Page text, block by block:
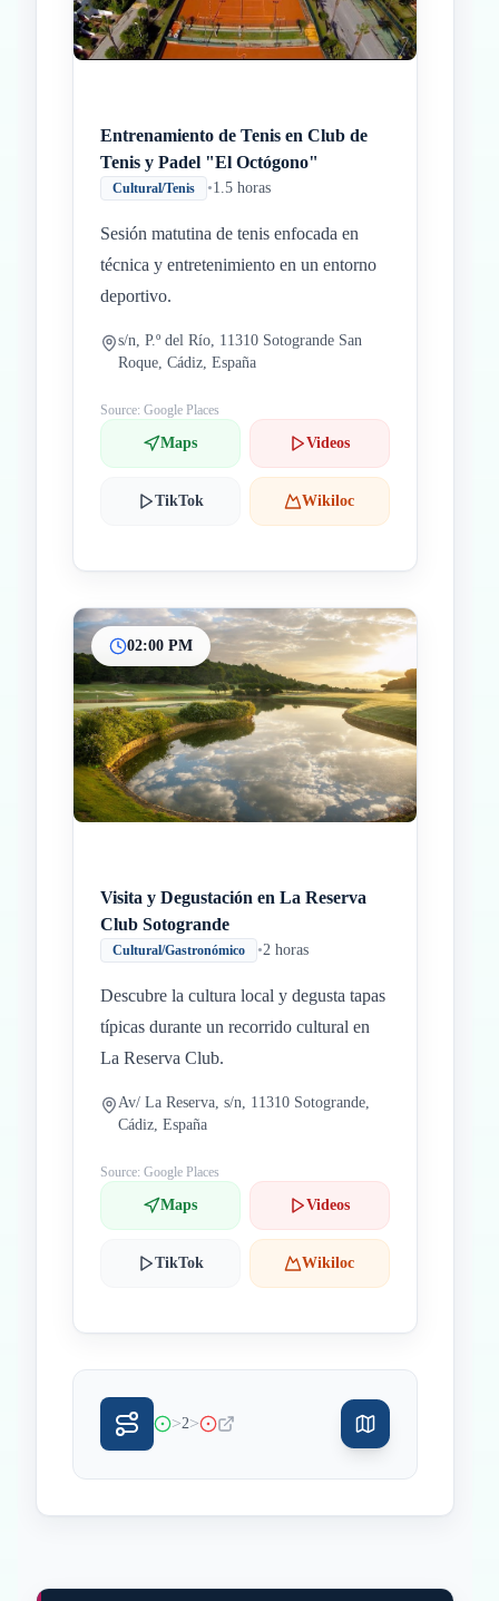
Entrenamiento de Tenis en Club de
Tenis y Padel "El Octógono"
Cultural/Tenis •1.5 horas
Sesión matutina de tenis enfocada en
técnica y entretenimiento en un entorno
deportivo.
s/n, P.º del Río, 11310 Sotogrande San
Roque, Cádiz, España
Source: Google Places
Maps Videos
TikTok Wikiloc
02:00 PM
Visita y Degustación en La Reserva
Club Sotogrande
Cultural/Gastronómico •2 horas
Descubre la cultura local y degusta tapas
típicas durante un recorrido cultural en
La Reserva Club.
Av/ La Reserva, s/n, 11310 Sotogrande,
Cádiz, España
Source: Google Places
Maps Videos
TikTok Wikiloc
>2>